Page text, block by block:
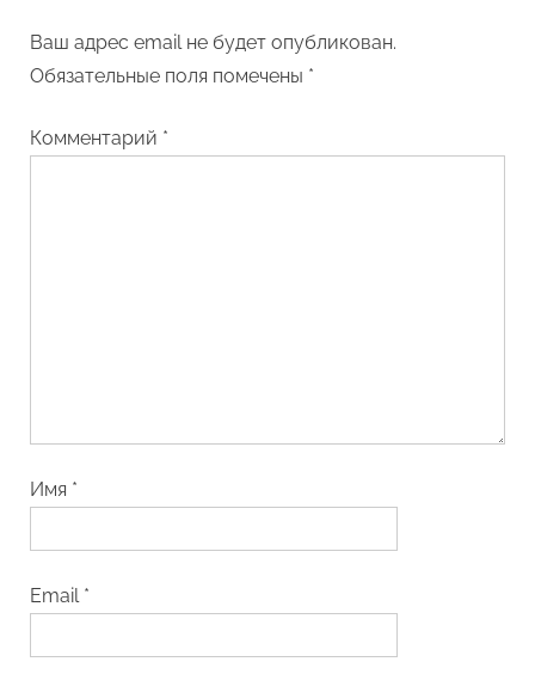
Ваш адрес email не будет опубликован.
Обязательные поля помечены *
Комментарий *
Имя *
Email *